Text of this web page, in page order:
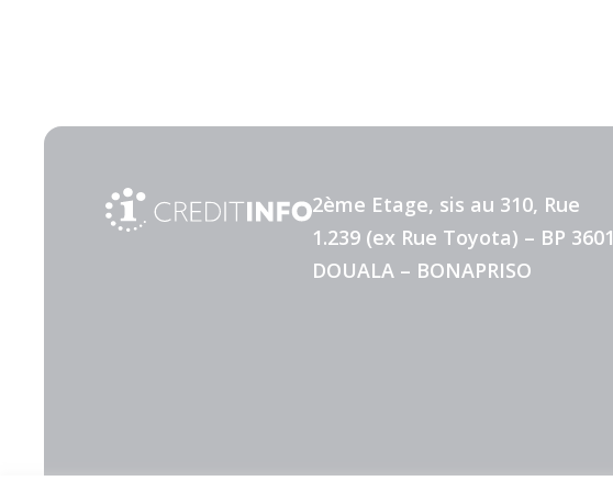
2ème Etage, sis au 310, Rue
1.239 (ex Rue Toyota) – BP 3601
DOUALA – BONAPRISO